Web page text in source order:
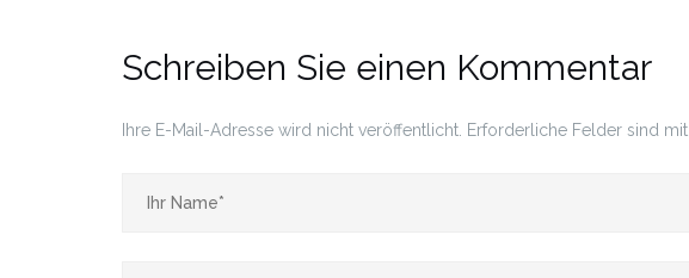
Schreiben Sie einen Kommentar
Ihre E-Mail-Adresse wird nicht veröffentlicht. Erforderliche Felder sind mit